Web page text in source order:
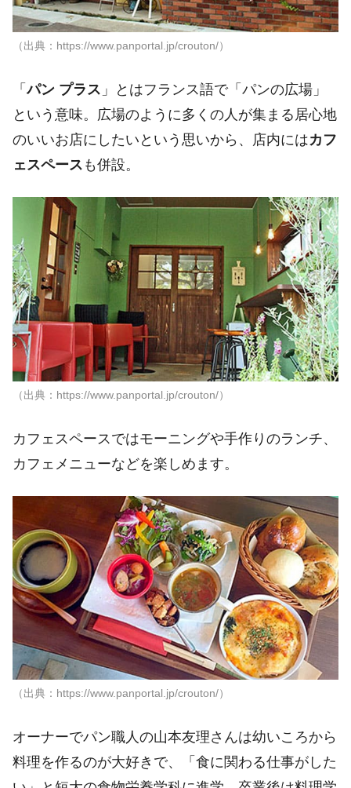
（出典：https://www.panportal.jp/crouton/）
「パン プラス 」とはフランス語で「パンの広場」
という意味。広場のように多くの人が集まる居心地
のいいお店にしたいという思いから、店内にはカフ
ェスペース も併設。
（出典：https://www.panportal.jp/crouton/）
カフェスペースではモーニングや手作りのランチ、
カフェメニューなどを楽しめます。
（出典：https://www.panportal.jp/crouton/）
オーナーでパン職人の山本友理さんは幼いころから
料理を作るのが大好きで、「食に関わる仕事がした